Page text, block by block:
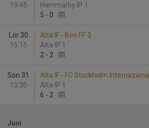
19:45
Hammarby IP 1
5 - 0
Lör 30
15:15
Älta IF - Boo FF 3
Älta IP 1
2 - 2
Sön 31
13:30
Älta IF - FC Stockholm
Älta IP 1
6 - 2
Juni